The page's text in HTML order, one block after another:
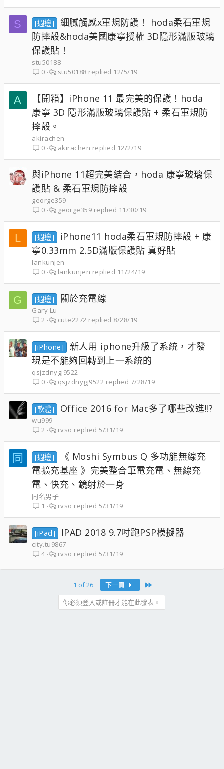
S [週邊]
細膩觸感x軍規防護！ hoda柔石軍規
防摔殼&hoda美國康寧授權 3D隱形滿版玻璃
保護貼！
stu50188
0
12/5/19
stu50188
A
【開箱】iPhone 11 最完美的保護！hoda
康寧 3D 隱形滿版玻璃保護貼 + 柔石軍規防
摔殼。
akirachen
0
12/2/19
akirachen
與iPhone 11超完美結合，hoda 康寧玻璃保
護貼 & 柔石軍規防摔殼
george359
0
11/30/19
george359
L [週邊]
iPhone11 hoda柔石軍規防摔殼 + 康
寧0.33mm 2.5D滿版保護貼 真好貼
lankunjen
0
11/24/19
lankunjen
G [週邊] 關於充電線
Gary Lu
2
8/28/19
cute2272
[iPhone]
新人用 iphone升級了系統，才發
現是不能夠回轉到上一系統的
qsjzdnygj9522
0
7/28/19
qsjzdnygj9522
[軟體] Office 2016 for Mac多了哪些改進!!?
wu999
2
5/31/19
rvso
同 [週邊]
《 Moshi Symbus Q 多功能無線充
電擴充基座 》完美整合筆電充電、無線充
電、快充、鏡射於一身
同名男子
1
5/31/19
rvso
[iPad] IPAD 2018 9.7吋跑PSP模擬器
city.tu9867
4
5/31/19
rvso
1 of 26 下一頁
你必須登入或註冊才能在此發表。